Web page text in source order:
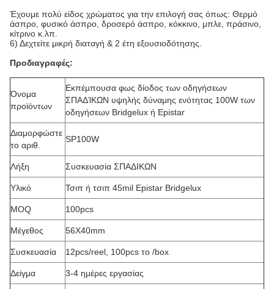
Έχουμε πολύ είδος χρώματος για την επιλογή σας όπως: Θερμό
άσπρο, φυσικό άσπρο, δροσερό άσπρο, κόκκινο, μπλε, πράσινο,
κίτρινο κ.λπ.
6) Δεχτείτε μικρή διαταγή & 2 έτη εξουσιοδότησης.
Προδιαγραφές:
Όνομα
προϊόντων
Εκπέμπουσα φως δίοδος των οδηγήσεων
ΣΠΑΔΊΚΩΝ υψηλής δύναμης ενότητας 100W των
οδηγήσεων Bridgelux ή Epistar
Διαμορφώστε
το αριθ.
SP100W
Λήξη Συσκευασία ΣΠΑΔΙΚΩΝ
Υλικό Τσιπ ή τσιπ 45mil Epistar Bridgelux
MOQ 100pcs
Μέγεθος 56X40mm
Συσκευασία 12pcs/reel, 100pcs το /box
Δείγμα 3-4 ημέρες εργασίας